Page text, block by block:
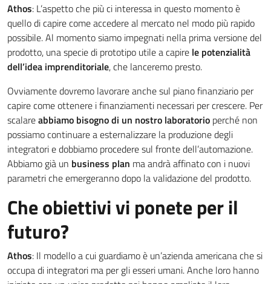
Athos: L’aspetto che più ci interessa in questo momento è
quello di capire come accedere al mercato nel modo più rapido
possibile. Al momento siamo impegnati nella prima versione del
prodotto, una specie di prototipo utile a capire le potenzialità
dell’idea imprenditoriale, che lanceremo presto.
Ovviamente dovremo lavorare anche sul piano finanziario per
capire come ottenere i finanziamenti necessari per crescere. Per
scalareabbiamo bisogno di un nostro laboratorio perché non
possiamo continuare a esternalizzare la produzione degli
integratori e dobbiamo procedere sul fronte dell’automazione.
Abbiamo già un business plan ma andrà affinato con i nuovi
parametri che emergeranno dopo la validazione del prodotto.
Che obiettivi vi ponete per il
futuro?
Athos: Il modello a cui guardiamo è un’azienda americana che si
occupa di integratori ma per gli esseri umani. Anche loro hanno